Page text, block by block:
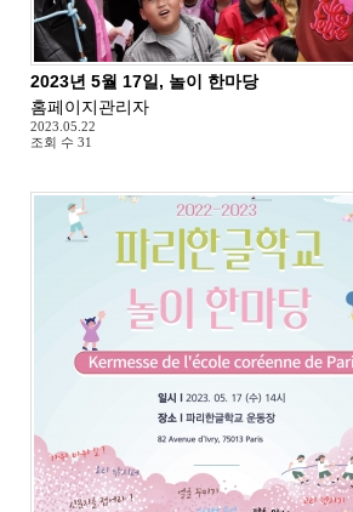
2023년 5월 17일, 놀이 한마당
홈페이지관리자
2023.05.22
조회 수 31